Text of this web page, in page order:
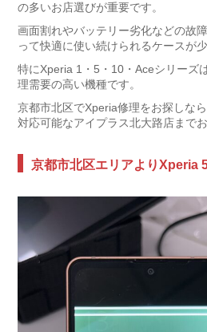
の多いお店選びが重要です。
画面割れやバッテリー劣化などの故
って快適に使い続けられるケースが
特にXperia 1・5・10・Aceシリーズ
理需要の高い機種です。
京都市北区でXperia修理をお探しな
対応可能なアイプラス北大路店まで
京都市北区エリアよりXperia